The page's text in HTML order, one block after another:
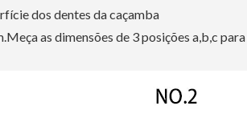
dos dentes da caçamba
as dimensões de 3 posições a,b,c